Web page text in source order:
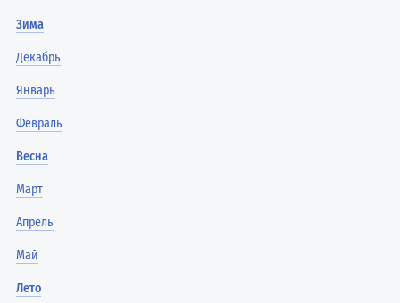
Зима
Декабрь
Январь
Февраль
Весна
Март
Апрель
Май
Лето